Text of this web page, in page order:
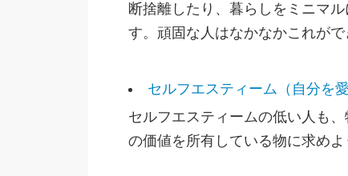
断捨離したり、暮らしをミニマ
す。頑固な人はなかなかこれがで
セルフエスティーム（自分を
セルフエスティームの低い人も
の価値を所有している物に求めよ